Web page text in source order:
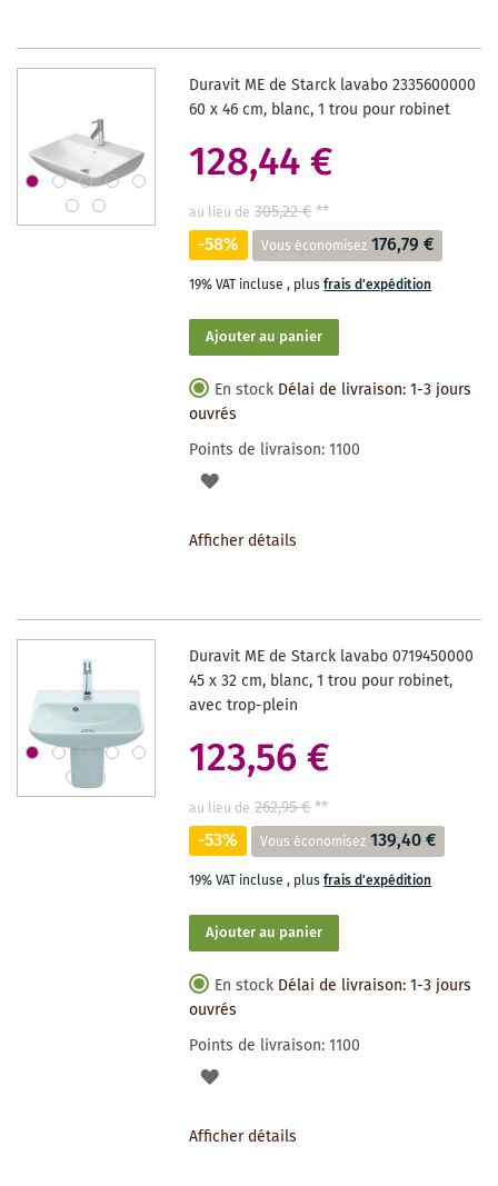
SOUHAITS
Duravit ME de Starck lavabo 2335600000
60 x 46 cm, blanc, 1 trou pour robinet
128,44 €
au lieu de 305,22 €**
-58% Vous économisez 176,79 €
19% VAT incluse, plusfrais d'expédition
Ajouter au panier
En stock Délai de livraison: 1-3 jours
ouvrés
Points de livraison:1100
AJOUTER
SOUHAITS
Afficher détails
Duravit ME de Starck lavabo 0719450000
45 x 32 cm, blanc, 1 trou pour robinet,
avec trop-plein
123,56 €
au lieu de 262,95 €**
-53% Vous économisez 139,40 €
19% VAT incluse, plusfrais d'expédition
Ajouter au panier
En stock Délai de livraison: 1-3 jours
ouvrés
Points de livraison:1100
AJOUTER
Afficher détails